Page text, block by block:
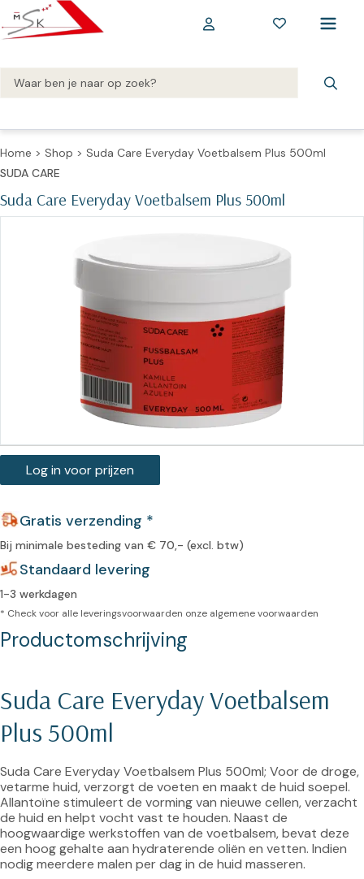
Home > Shop > Suda Care Everyday Voetbalsem Plus 500ml
Suda Care Everyday Voetbalsem Plus 500ml
SUDA CARE
Log in voor prijzen
Gratis verzending *
Bij minimale besteding van € 70,- (excl. btw)
Standaard levering
1-3 werkdagen
* Check voor alle leveringsvoorwaarden onze algemene voorwaarden
Productomschrijving
Suda Care Everyday Voetbalsem
Plus 500ml
Suda Care Everyday Voetbalsem Plus 500ml; Voor de droge,
vetarme huid, verzorgt de voeten en maakt de huid soepel.
Allantoïne stimuleert de vorming van nieuwe cellen, verzacht
de huid en helpt vocht vast te houden. Naast de
hoogwaardige werkstoffen van de voetbalsem, bevat deze
een hoog gehalte aan hydraterende oliën en vetten. Indien
nodig meerdere malen per dag in de huid masseren.